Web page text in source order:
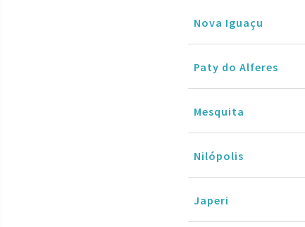
Nova Iguaçu
Paty do Alferes
Mesquita
Nilópolis
Japeri